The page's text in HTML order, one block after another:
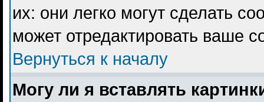
их: они легко могут сделать
может отредактировать ваше
Вернуться к началу
Могу ли я вставлять